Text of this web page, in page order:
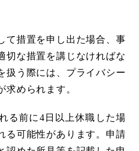
て措置を申し出た場合、事
切な措置を講じなければな
扱う際には、プライバシー
求められます。
る前に4日以上休職した場
る可能性があります。申請